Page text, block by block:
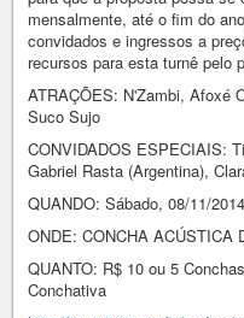
mensalmente, até o fim do
convidados e ingressos a
recursos para esta turnê pelo
ATRAÇÕES: N'Zambi, Afoxé
Suco Sujo
CONVIDADOS ESPECIAIS:
Gabriel Rasta (Argentina),
QUANDO: Sábado, 08/11/
ONDE: CONCHA ACÚSTICA
QUANTO: R$ 10 ou 5
Conchativa